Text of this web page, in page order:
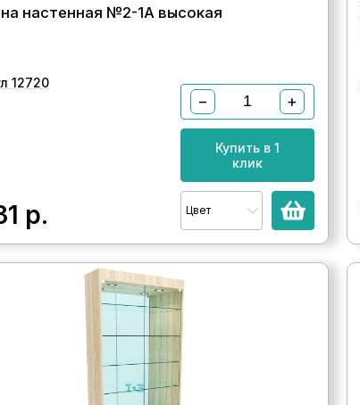
настенная №2-1А высокая
12720
р.
− +
Купить в 1
клик
Цвет